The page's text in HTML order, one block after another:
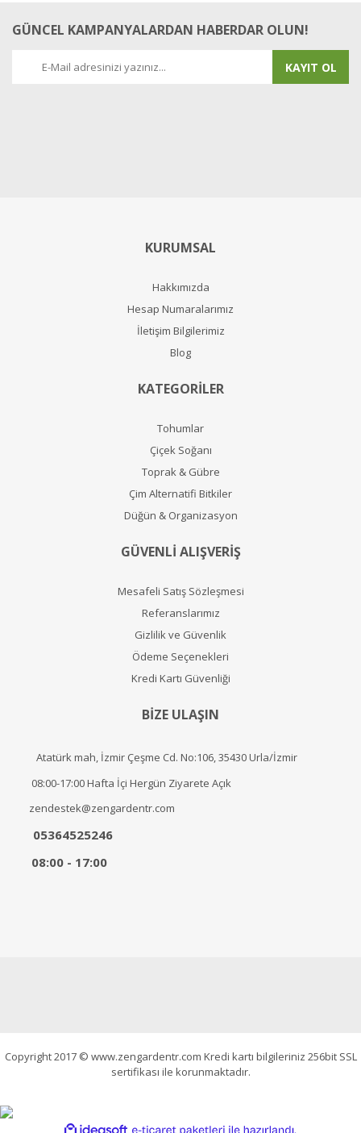
GÜNCEL KAMPANYALARDAN HABERDAR OLUN!
KAYIT OL
KURUMSAL
Hakkımızda
Hesap Numaralarımız
İletişim Bilgilerimiz
Blog
KATEGORİLER
Tohumlar
Çiçek Soğanı
Toprak & Gübre
Çim Alternatifi Bitkiler
Düğün & Organizasyon
GÜVENLİ ALIŞVERİŞ
Mesafeli Satış Sözleşmesi
Referanslarımız
Gizlilik ve Güvenlik
Ödeme Seçenekleri
Kredi Kartı Güvenliği
BİZE ULAŞIN
Atatürk mah, İzmir Çeşme Cd. No:106, 35430 Urla/İzmir
08:00-17:00 Hafta İçi Hergün Ziyarete Açık
zendestek@zengardentr.com
05364525246
08:00 - 17:00
Copyright 2017 © www.zengardentr.com Kredi kartı bilgileriniz 256bit SSL
sertifikası ile korunmaktadır.
ideasoft e-